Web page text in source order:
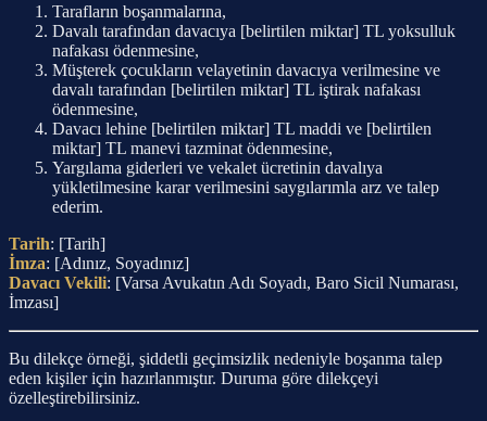
Tarafların boşanmalarına,
Davalı tarafından davacıya [belirtilen miktar] TL yoksulluk
nafakası ödenmesine,
Müşterek çocukların velayetinin davacıya verilmesine ve
davalı tarafından [belirtilen miktar] TL iştirak nafakası
ödenmesine,
Davacı lehine [belirtilen miktar] TL maddi ve [belirtilen
miktar] TL manevi tazminat ödenmesine,
Yargılama giderleri ve vekalet ücretinin davalıya
yükletilmesine karar verilmesini saygılarımla arz ve talep
ederim.
Tarih: [Tarih]
İmza: [Adınız, Soyadınız]
Davacı Vekili: [Varsa Avukatın Adı Soyadı, Baro Sicil Numarası,
İmzası]
Bu dilekçe örneği, şiddetli geçimsizlik nedeniyle boşanma talep
eden kişiler için hazırlanmıştır. Duruma göre dilekçeyi
özelleştirebilirsiniz.